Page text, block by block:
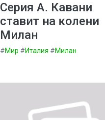
Серия А. Кавани
ставит на колени
Милан
#Мир #Италия #Милан